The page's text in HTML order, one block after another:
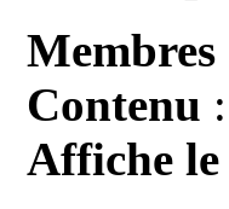
Membres
Contenu
Affiche le